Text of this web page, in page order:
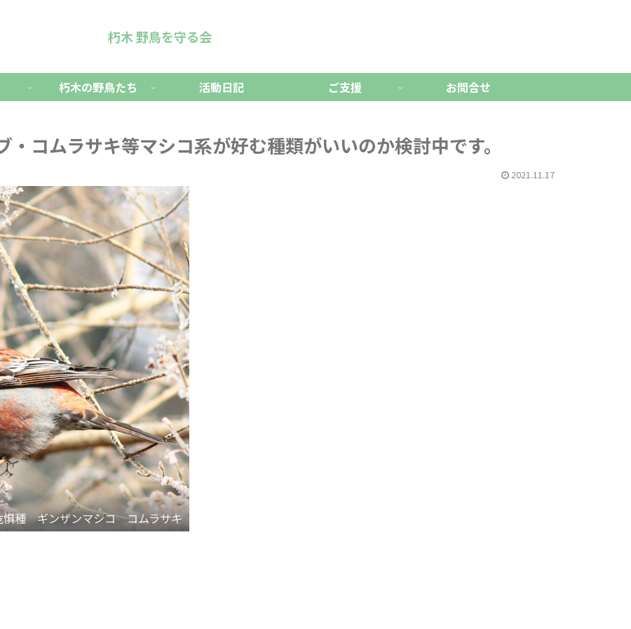
朽木 野鳥を守る会
朽木の野鳥たち 活動日記 ご支援 お問合せ
コムラサキ等マシコ系が好む種類がいいのか検討中です。
2021.11.17
種 ギンザンマシコ コムラサキ